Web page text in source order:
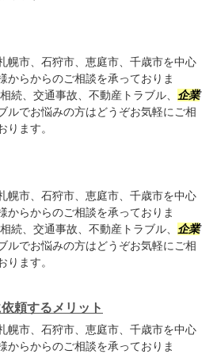
幌市、石狩市、恵庭市、千歳市を中心
からからのご相談を承っておりま
続、交通事故、不動産トラブル、 企業
ルでお悩みの方はどうぞお気軽にご相
ります。
幌市、石狩市、恵庭市、千歳市を中心
からからのご相談を承っておりま
続、交通事故、不動産トラブル、 企業
ルでお悩みの方はどうぞお気軽にご相
ります。
頼するメリット
幌市、石狩市、恵庭市、千歳市を中心
からからのご相談を承っておりま